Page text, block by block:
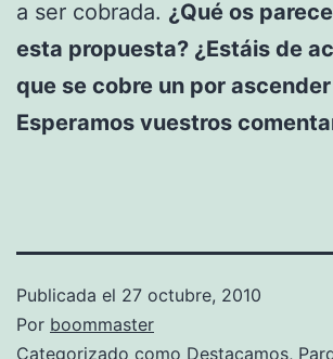
a ser cobrada. ¿Qué os
esta propuesta? ¿Estáis de
que se cobre un por
Esperamos vuestros
Publicada el 27 octubre, 2010
Por boommaster
Categorizado como Destacamos,